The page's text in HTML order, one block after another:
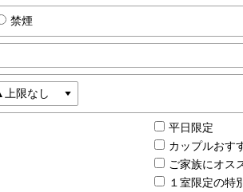
禁煙
平日限定
カップルお
ご家族にオ
１室限定の